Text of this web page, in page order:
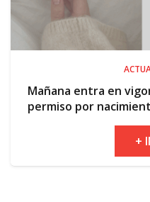
en vigor la ampliación del
nacimiento